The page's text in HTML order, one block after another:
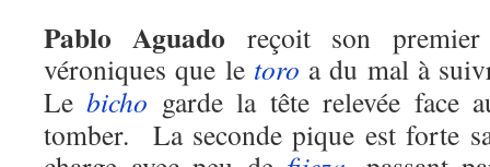
Pablo Aguado reçoit son
véroniques que le toro a du mal à
Lebicho garde la tête relevée face
tomber. La seconde pique est forte